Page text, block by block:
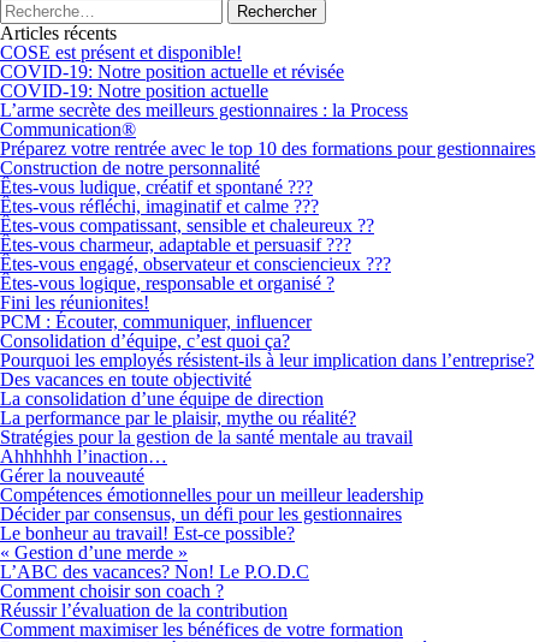
Articles récents
COSE est présent et disponible!
COVID-19: Notre position actuelle et révisée
COVID-19: Notre position actuelle
L’arme secrète des meilleurs gestionnaires : la Process
Communication®
Préparez votre rentrée avec le top 10 des formations pour gestionnaires
Construction de notre personnalité
Êtes-vous ludique, créatif et spontané ???
Êtes-vous réfléchi, imaginatif et calme ???
Êtes-vous compatissant, sensible et chaleureux ??
Êtes-vous charmeur, adaptable et persuasif ???
Êtes-vous engagé, observateur et consciencieux ???
Êtes-vous logique, responsable et organisé ?
Fini les réunionites!
PCM : Écouter, communiquer, influencer
Consolidation d’équipe, c’est quoi ça?
Pourquoi les employés résistent-ils à leur implication dans l’entreprise?
Des vacances en toute objectivité
La consolidation d’une équipe de direction
La performance par le plaisir, mythe ou réalité?
Stratégies pour la gestion de la santé mentale au travail
Ahhhhhh l’inaction…
Gérer la nouveauté
Compétences émotionnelles pour un meilleur leadership
Décider par consensus, un défi pour les gestionnaires
Le bonheur au travail! Est-ce possible?
« Gestion d’une merde »
L’ABC des vacances? Non! Le P.O.D.C
Comment choisir son coach ?
Réussir l’évaluation de la contribution
Comment maximiser les bénéfices de votre formation